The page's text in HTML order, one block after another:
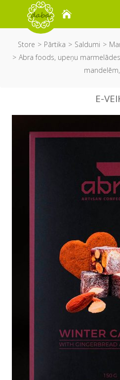
Store Pārtika Saldumi
Abra foods, upeņu
E-